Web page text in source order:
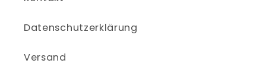
Datenschutzerklärung
Versand